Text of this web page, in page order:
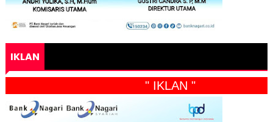
IKLAN
" IKLAN "